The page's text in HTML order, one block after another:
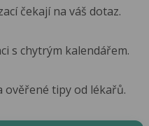
čekají na váš dotaz.
s chytrým kalendářem.
ověřené tipy od lékařů.